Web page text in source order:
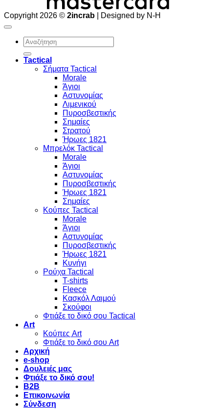
Copyright 2026 © 2incrab | Designed by N-H
Αναζήτηση
για:
Tactical
Σήματα Tactical
Morale
Άγιοι
Αστυνομίας
Λιμενικού
Πυροσβεστικής
Σημαίες
Στρατού
Ήρωες 1821
Μπρελόκ Tactical
Morale
Άγιοι
Αστυνομίας
Πυροσβεστικής
Ήρωες 1821
Σημαίες
Κούπες Tactical
Morale
Άγιοι
Αστυνομίας
Πυροσβεστικής
Ήρωες 1821
Κυνήγι
Ρούχα Tactical
T-shirts
Fleece
Κασκόλ Λαιμού
Σκούφοι
Φτιάξε το δικό σου Tactical
Art
Κούπες Art
Φτιάξε το δικό σου Art
Αρχική
e-shop
Δουλειές μας
Φτιάξε το δικό σου!
B2B
Επικοινωνία
Σύνδεση